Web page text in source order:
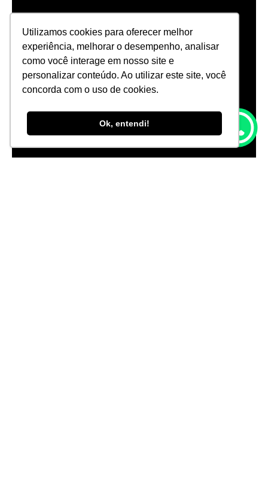
Utilizamos cookies para oferecer melhor
experiência, melhorar o desempenho, analisar
como você interage em nosso site e
personalizar conteúdo. Ao utilizar este site, você
concorda com o uso de cookies.
Ok, entendi!